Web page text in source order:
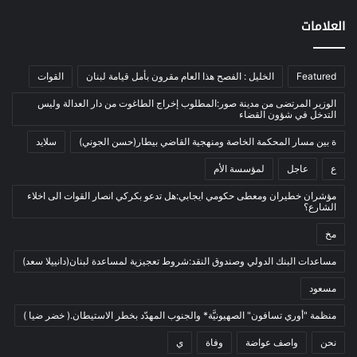
بيئة
ثقافة
(1٬228)
أدب وشعر
بروفايل
تربية وتعليم
(73)
فلسفة
فنون
العلامات
Featured الخليل : الفصح هذا العام مقرون بأمل قيامة لبنان القوات
الوزير المرتضى من مدينة صور:المطلوب إخراج الطاغوت من دار العدالة وليس
التدخل في شؤون القضاء
ة بين مسار المحكمة الخاصة ومنهجية القاضي بيطار(حسن الجوني) سلايد
ع عاجل لمؤسسة الأم
مؤشران خطيران ومعطى حكومي ايجابي:هل تدعو بكركي انصار القوات الى اخلاء
الشارع؟
مخ
مساعدات البنك الدولي وصندوق النقد:شروط تعجيزية لمساعدة لبنان(دانييلا سعد)
مسعود
منظمة "أوري تسافون" الصهيونيَّة* والجنوب المهدّد بخطر الاستيطان.( خضر ضيا )
نحن واصف عواضة وفاة ي